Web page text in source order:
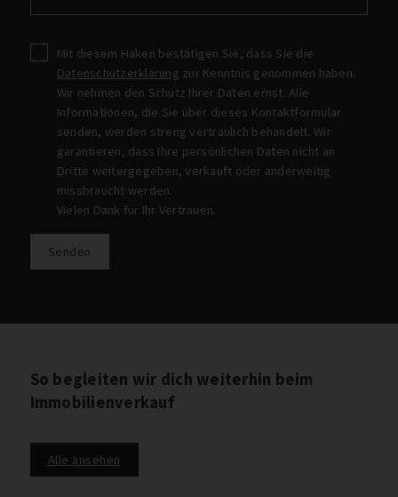
Mit diesem Haken bestätigen Sie, dass Sie die
Datenschutzerklärung zur Kenntnis genommen haben.
Wir nehmen den Schutz Ihrer Daten ernst. Alle
Informationen, die Sie über dieses Kontaktformular
senden, werden streng vertraulich behandelt. Wir
garantieren, dass Ihre persönlichen Daten nicht an
Dritte weitergegeben, verkauft oder anderweitig
missbraucht werden.
Vielen Dank für Ihr Vertrauen.
Senden
So begleiten wir dich weiterhin beim
Immobilienverkauf
Alle ansehen